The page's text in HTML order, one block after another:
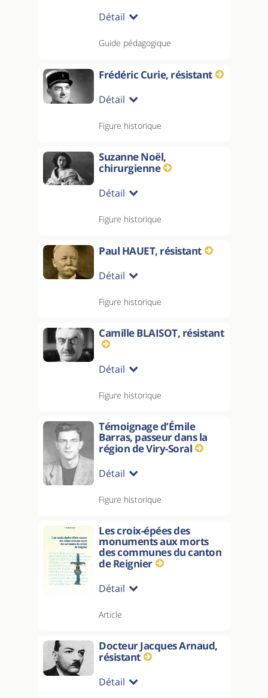
Détail
Guide pédagogique
Frédéric Curie, résistant
Détail
Figure historique
Suzanne Noël,
chirurgienne
Détail
Figure historique
Paul HAUET, résistant
Détail
Figure historique
Camille BLAISOT, résistant
Détail
Figure historique
Témoignage d’Émile
Barras, passeur dans la
région de Viry-Soral
Détail
Figure historique
Les croix-épées des
monuments aux morts
des communes du canton
de Reignier
Détail
Article
Docteur Jacques Arnaud,
résistant
Détail